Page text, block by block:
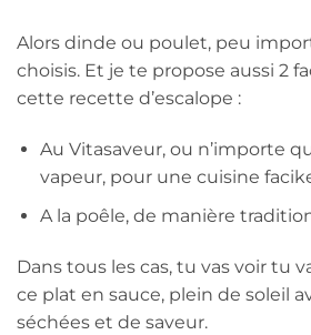
Alors dinde ou poulet, peu
choisis. Et je te propose aussi 2
cette recette d’escalope :
Au Vitasaveur, ou n’importe
vapeur, pour une cuisine
A la poêle, de manière
Dans tous les cas, tu vas voir tu
ce plat en sauce, plein de soleil
séchées et de saveur.